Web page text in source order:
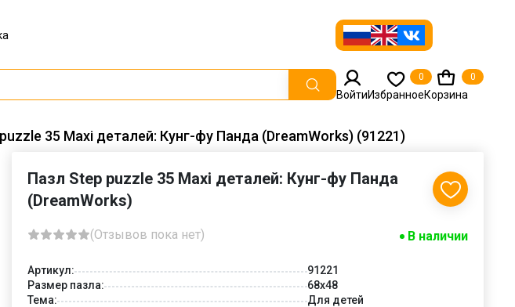
ВойтиИзбранное
0
Корзина
0
35 Maxi деталей: Кунг-фу Панда (DreamWorks) (91221)
Пазл Step puzzle 35 Maxi деталей: Кунг-фу Панда
(DreamWorks)
(Отзывов пока нет) В наличии
Артикул:
91221
Размер пазла:
68x48
Тема:
Для детей